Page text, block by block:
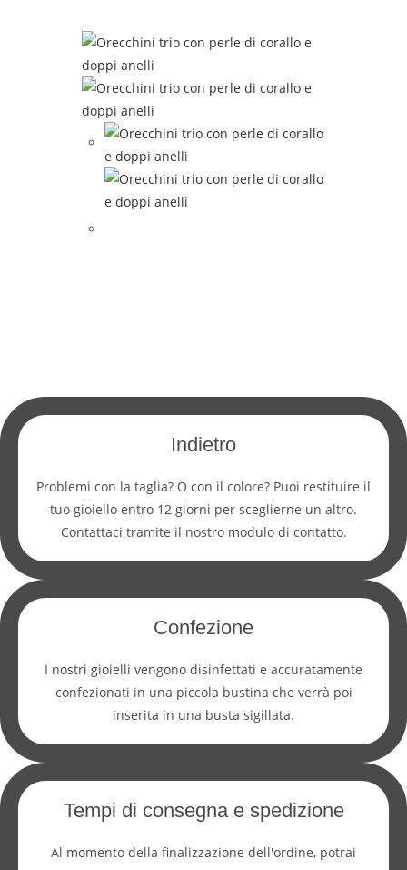
Indietro
Problemi con la taglia? O con il colore? Puoi restituire il
tuo gioiello entro 12 giorni per sceglierne un altro.
Contattaci tramite il nostro modulo di contatto.
Confezione
I nostri gioielli vengono disinfettati e accuratamente
confezionati in una piccola bustina che verrà poi
inserita in una busta sigillata.
Tempi di consegna e spedizione
Al momento della finalizzazione dell'ordine, potrai